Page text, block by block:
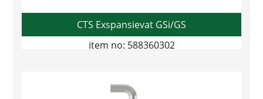
CTS Exspansievat GSi/GS
item no: 588360302